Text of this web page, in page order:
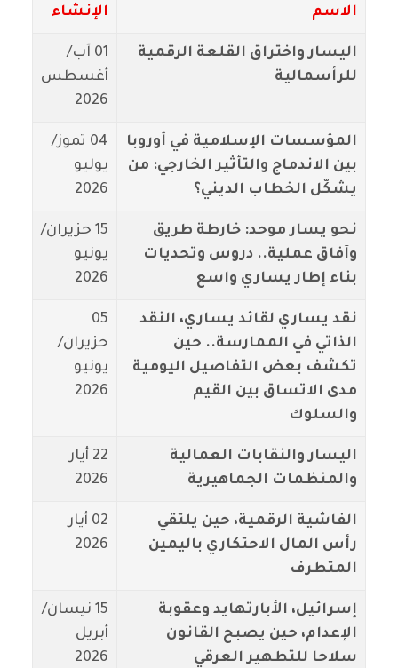
الاسم
الإنشاء
اليسار واختراق القلعة الرقمية
للرأسمالية
01 آب/
أغسطس
2026
المؤسسات الإسلامية في أوروبا
بين الاندماج والتأثير الخارجي: من
يشكّل الخطاب الديني؟
04 تموز/
يوليو
2026
نحو يسار موحد: خارطة طريق
وآفاق عملية.. دروس وتحديات
بناء إطار يساري واسع
15 حزيران/
يونيو
2026
نقد يساري لقائد يساري، النقد
الذاتي في الممارسة.. حين
تكشف بعض التفاصيل اليومية
مدى الاتساق بين القيم
والسلوك
05
حزيران/
يونيو
2026
اليسار والنقابات العمالية
والمنظمات الجماهيرية
22 أيار
2026
الفاشية الرقمية، حين يلتقي
رأس المال الاحتكاري باليمين
المتطرف
02 أيار
2026
إسرائيل، الأبارتهايد وعقوبة
الإعدام، حين يصبح القانون
سلاحا للتطهير العرقي
15 نيسان/
أبريل
2026